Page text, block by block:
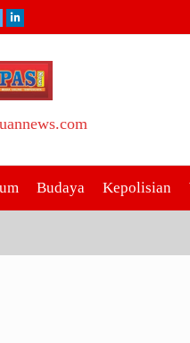
Budaya Kepolisian